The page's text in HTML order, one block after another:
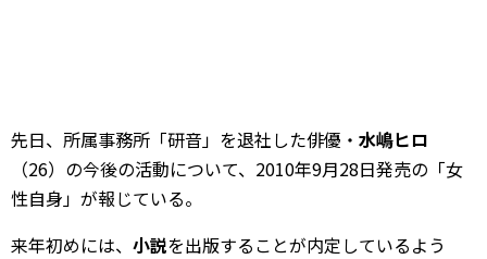
先日、所属事務所「研音」を退社した俳優・ 水嶋ヒロ
（26）の今後の活動について、2010年9月28日発売の「女
性自身」が報じている。
来年初めには、 小説を出版することが内定しているよう